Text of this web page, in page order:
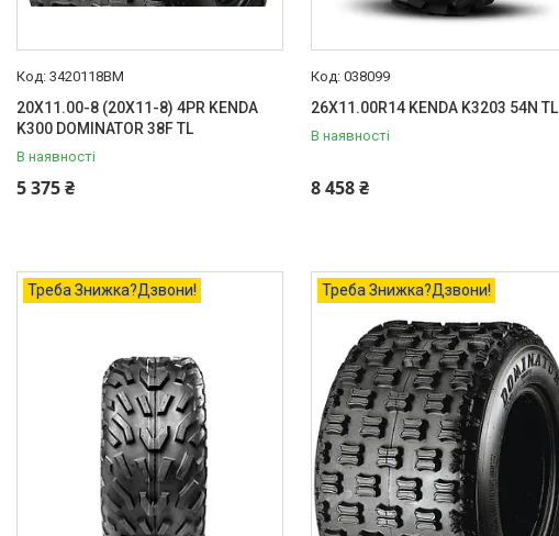
3420118BM
20X11.00-8 (20X11-8) 4PR KENDA
K300 DOMINATOR 38F TL
В наявності
5 375 ₴
038099
26X11.00R14 KENDA K3203 54N TL
В наявності
8 458 ₴
Треба Знижка?Дзвони! Треба Знижка?Дзвони!